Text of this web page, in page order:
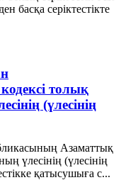
басқа серiктестiкте
толық
(үлесінің
Азаматтық
үлесінің (үлесінің
қатысушыға с...